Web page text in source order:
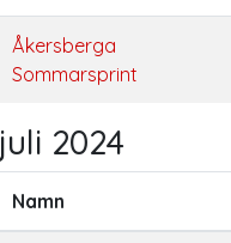
Åkersberga
Sommarsprint
juli 2024
Namn